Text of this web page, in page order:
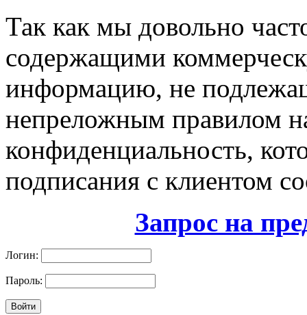
Так как мы довольно
содержащими
информацию, не
непреложным правилом
конфиденциальность,
подписания с клиентом
Запрос на
Логин:
Пароль: